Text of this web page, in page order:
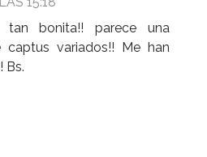
tan bonita!! parece una
captus variados!! Me han
Bs.